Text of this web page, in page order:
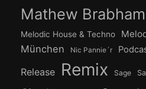
Mathew Brabham
Melodic House & Techno
München Nic Pannie´r
Release Remix Sage